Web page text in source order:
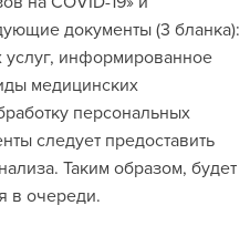
документы (3 бланка):
услуг, информированное
медицинских
персональных
следует предоставить
Таким образом, будет
в очереди.